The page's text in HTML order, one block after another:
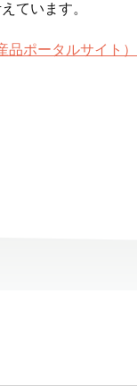
ています。
ポータルサイト）